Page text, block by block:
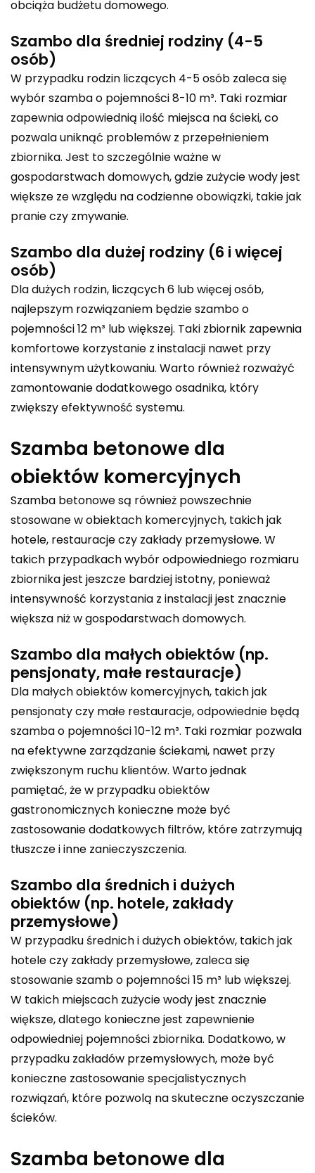
obciąża budżetu domowego.
Szambo dla średniej rodziny (4-5
osób)
W przypadku rodzin liczących 4-5 osób zaleca się
wybórszamba o pojemności 8-10 m³. Taki rozmiar
zapewnia odpowiednią ilość miejsca na ścieki, co
pozwala uniknąć problemów z przepełnieniem
zbiornika. Jest to szczególnie ważne w
gospodarstwach domowych, gdzie zużycie wody jest
większe ze względu na codzienne obowiązki, takie jak
pranie czy zmywanie.
Szambo dla dużej rodziny (6 i więcej
osób)
Dla dużych rodzin, liczących 6 lub więcej osób,
najlepszym rozwiązaniem będzieszambo o
pojemności 12 m³ lub większej. Taki zbiornik zapewnia
komfortowe korzystanie z instalacji nawet przy
intensywnym użytkowaniu. Warto również rozważyć
zamontowanie dodatkowego osadnika, który
zwiększy efektywność systemu.
Szamba betonowe dla
obiektów komercyjnych
Szamba betonowe są również powszechnie
stosowane w obiektach komercyjnych, takich jak
hotele, restauracje czy zakłady przemysłowe. W
takich przypadkach wybór odpowiedniego rozmiaru
zbiornika jest jeszcze bardziej istotny, ponieważ
intensywność korzystania z instalacji jest znacznie
większa niż w gospodarstwach domowych.
Szambo dla małych obiektów (np.
pensjonaty, małe restauracje)
Dla małych obiektów komercyjnych, takich jak
pensjonaty czy małe restauracje, odpowiednie będą
szamba o pojemności 10-12 m³. Taki rozmiar pozwala
na efektywne zarządzanie ściekami, nawet przy
zwiększonym ruchu klientów. Warto jednak
pamiętać, że w przypadku obiektów
gastronomicznych konieczne może być
zastosowanie dodatkowych filtrów, które zatrzymują
tłuszcze i inne zanieczyszczenia.
Szambo dla średnich i dużych
obiektów (np. hotele, zakłady
przemysłowe)
W przypadku średnich i dużych obiektów, takich jak
hotele czy zakłady przemysłowe, zaleca się
stosowanieszamb o pojemności 15 m³ lub większej.
W takich miejscach zużycie wody jest znacznie
większe, dlatego konieczne jest zapewnienie
odpowiedniej pojemności zbiornika. Dodatkowo, w
przypadku zakładów przemysłowych, może być
konieczne zastosowanie specjalistycznych
rozwiązań, które pozwolą na skuteczne oczyszczanie
ścieków.
Szamba betonowe dla